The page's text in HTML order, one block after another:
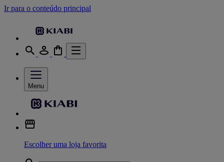
Ir para o conteúdo principal
Menu
Escolher uma loja favorita